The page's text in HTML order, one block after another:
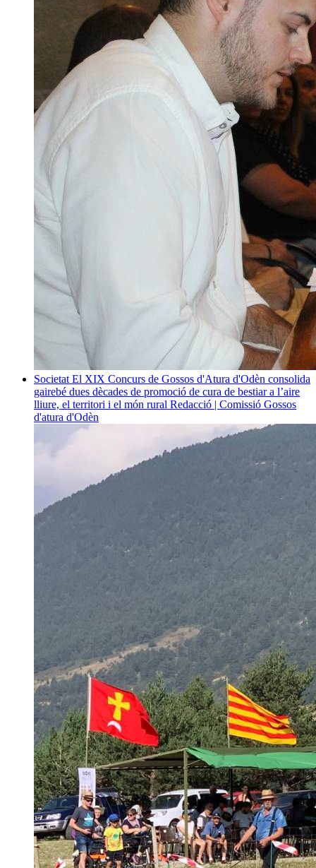
Societat El XIX Concurs de Gossos d'Atura d'Odèn consolida
gairebé dues dècades de promoció de cura de bestiar a l’aire
lliure, el territori i el món rural Redacció | Comissió Gossos
d'atura d'Odèn